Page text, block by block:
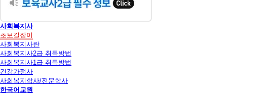
사회복지사
초보길잡이
사회복지사란
사회복지사2급 취득방법
사회복지사1급 취득방법
건강가정사
사회복지학사/전문학사
한국어교원